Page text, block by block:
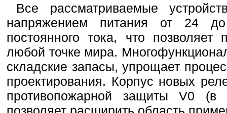
Все рассматриваемые
напряжением питания от 24
постоянного тока, что позволяет
любой точке мира.
складские запасы, упрощает
проектирования. Корпус новых
противопожарной защиты V0 (в